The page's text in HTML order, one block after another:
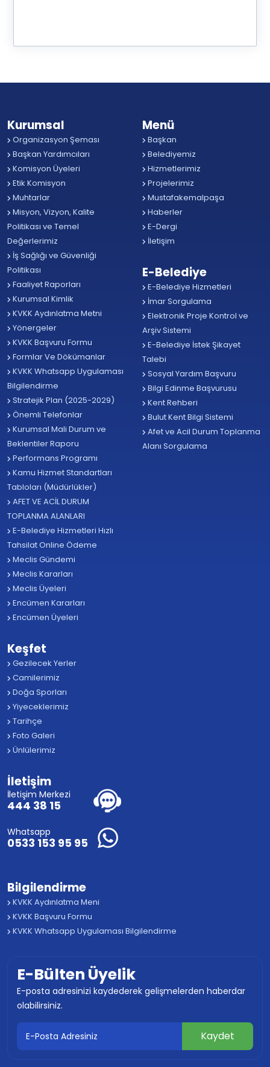
Kurumsal
Organizasyon Şeması
Başkan Yardımcıları
Komisyon Üyeleri
Etik Komisyon
Muhtarlar
Misyon, Vizyon, Kalite
Politikası ve Temel
Değerlerimiz
İş Sağlığı ve Güvenliği
Politikası
Faaliyet Raporları
Kurumsal Kimlik
KVKK Aydınlatma Metni
Yönergeler
KVKK Başvuru Formu
Formlar Ve Dökümanlar
KVKK Whatsapp Uygulaması
Bilgilendirme
Stratejik Plan (2025-2029)
Önemli Telefonlar
Kurumsal Mali Durum ve
Beklentiler Raporu
Performans Programı
Kamu Hizmet Standartları
Tabloları (Müdürlükler)
AFET VE ACİL DURUM
TOPLANMA ALANLARI
E-Belediye Hizmetleri Hızlı
Tahsilat Online Ödeme
Meclis Gündemi
Meclis Kararları
Meclis Üyeleri
Encümen Kararları
Encümen Üyeleri
Menü
Başkan
Belediyemiz
Hizmetlerimiz
Projelerimiz
Mustafakemalpaşa
Haberler
E-Dergi
İletişim
E-Belediye
E-Belediye Hizmetleri
İmar Sorgulama
Elektronik Proje Kontrol ve
Arşiv Sistemi
E-Belediye İstek Şikayet
Talebi
Sosyal Yardım Başvuru
Bilgi Edinme Başvurusu
Kent Rehberi
Bulut Kent Bilgi Sistemi
Afet ve Acil Durum Toplanma
Alanı Sorgulama
Keşfet
Gezilecek Yerler
Camilerimiz
Doğa Sporları
Yiyeceklerimiz
Tarihçe
Foto Galeri
Ünlülerimiz
İletişim
İletişim Merkezi
444 38 15
Whatsapp
0533 153 95 95
Bilgilendirme
KVKK Aydınlatma Meni
KVKK Başvuru Formu
KVKK Whatsapp Uygulaması Bilgilendirme
E-Bülten Üyelik
E-posta adresinizi kaydederek gelişmelerden haberdar
olabilirsiniz.